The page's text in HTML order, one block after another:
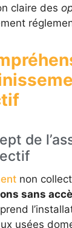
claire des
de
non
sans
usées